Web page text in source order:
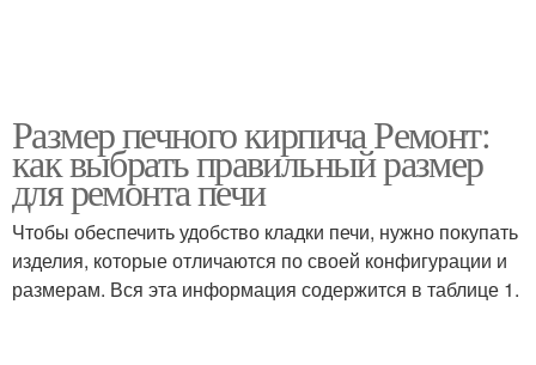
Размер печного кирпича Ремонт:
как выбрать правильный размер
для ремонта печи
Чтобы обеспечить удобство кладки печи, нужно покупать
изделия, которые отличаются по своей конфигурации и
размерам. Вся эта информация содержится в таблице 1.